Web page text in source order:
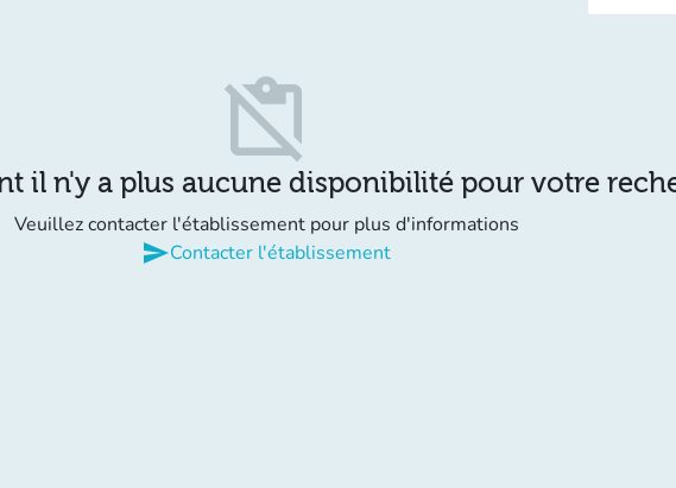
content_paste_off
il n'y a plus aucune disponibilité pour votre
Veuillez contacter l'établissement pour plus d'informations
sendContacter l'établissement